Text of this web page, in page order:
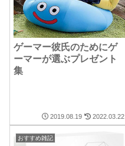
ゲーマー彼氏のためにゲ
ーマーが選ぶプレゼント
集
2019.08.19 2022.03.22
おすすめ雑記